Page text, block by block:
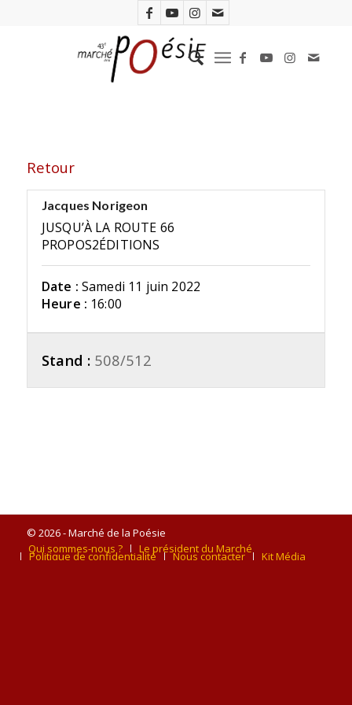
Retour
Jacques Norigeon
JUSQU’À LA ROUTE 66
PROPOS2ÉDITIONS
Date : Samedi 11 juin 2022
Heure : 16:00
Stand : 508/512
© 2026 - Marché de la Poésie
Qui sommes-nous ?
Le président du Marché
Politique de confidentialité Nous contacter Kit Média